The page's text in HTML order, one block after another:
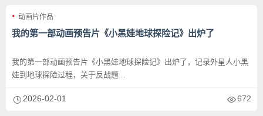
动画片作品
我的第一部动画预告片《小黑娃地球探险记》出炉了
我的第一部动画预告片《小黑娃地球探险记》出炉了，记录外星人小黑
娃到地球探险过程，关于反战题...
2026-02-01 672